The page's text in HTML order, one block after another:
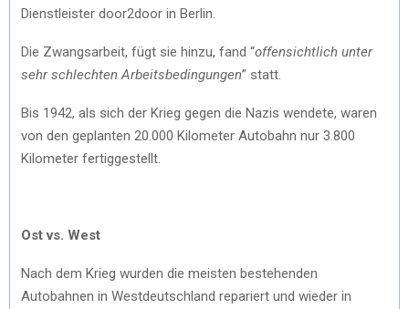
Dienstleister door2door in Berlin.
Die Zwangsarbeit, fügt sie hinzu, fand “offensichtlich unter
sehr schlechten Arbeitsbedingungen” statt.
Bis 1942, als sich der Krieg gegen die Nazis wendete, waren
von den geplanten 20.000 Kilometer Autobahn nur 3.800
Kilometer fertiggestellt.
Ost vs. West
Nach dem Krieg wurden die meisten bestehenden
Autobahnen in Westdeutschland repariert und wieder in